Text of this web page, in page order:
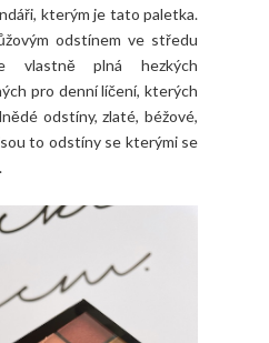
kterým je tato paletka.
odstínem ve středu
vlastně plná hezkých
pro denní líčení, kterých
odstíny, zlaté, béžové,
to odstíny se kterými se